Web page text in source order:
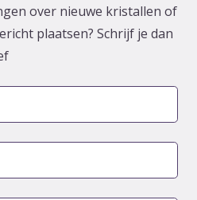
over nieuwe kristallen of
plaatsen? Schrijf je dan